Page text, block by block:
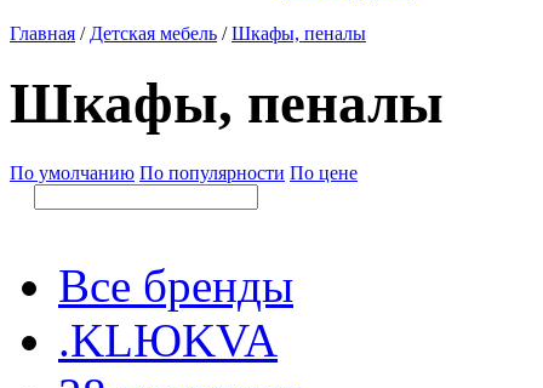
Главная / Детская мебель /Шкафы, пеналы
Шкафы, пеналы
По умолчанию По популярности По цене
Все бренды
.KLЮKVA